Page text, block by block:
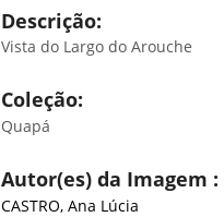
Descrição:
Vista do Largo do Arouche
Coleção:
Quapá
Autor(es) da Imagem :
CASTRO, Ana Lúcia